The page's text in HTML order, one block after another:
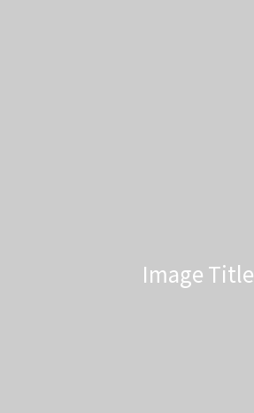
Image Title